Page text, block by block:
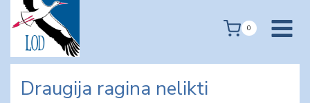
content
0
Draugija ragina nelikti